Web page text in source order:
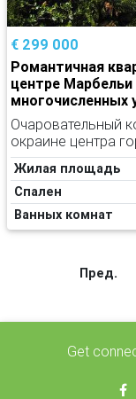
€ 299 000
Романтичная
центре
многочисленных
Очаровательный
окраине центра
Жилая площадь
Спален
Ванных комнат
Пред.
Get